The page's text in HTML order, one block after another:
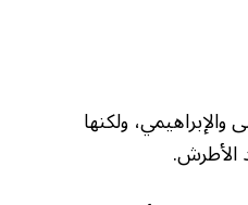
ولكنها
الأطرش.